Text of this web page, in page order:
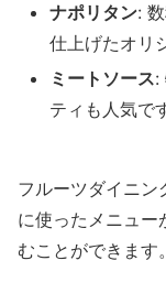
ナポリタン:
仕上げたオリ
ミートソース:
ティも人気で
フルーツダイニン
に使ったメニュー
むことができます。